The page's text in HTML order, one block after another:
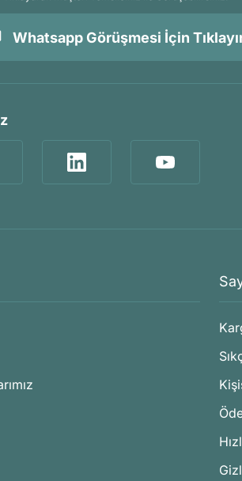
Whatsapp Görüşmesi İçin